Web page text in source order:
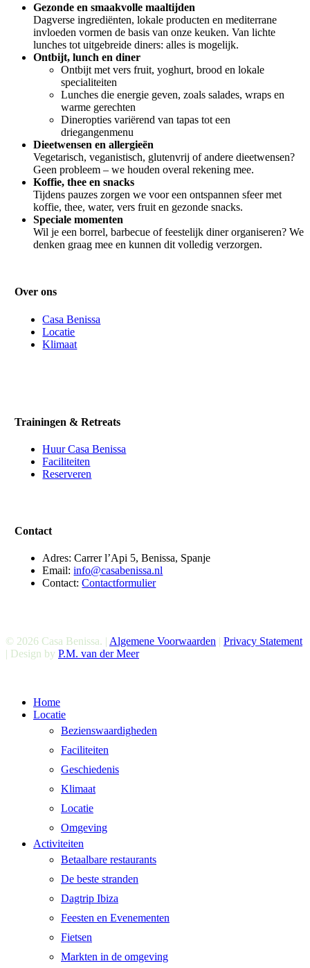
Gezonde en smaakvolle maaltijden
Dagverse ingrediënten, lokale producten en mediterrane
invloeden vormen de basis van onze keuken. Van lichte
lunches tot uitgebreide diners: alles is mogelijk.
Ontbijt, lunch en diner
Ontbijt met vers fruit, yoghurt, brood en lokale
specialiteiten
Lunches die energie geven, zoals salades, wraps en
warme gerechten
Dineropties variërend van tapas tot een
driegangenmenu
Dieetwensen en allergieën
Vegetarisch, veganistisch, glutenvrij of andere dieetwensen?
Geen probleem – we houden overal rekening mee.
Koffie, thee en snacks
Tijdens pauzes zorgen we voor een ontspannen sfeer met
koffie, thee, water, vers fruit en gezonde snacks.
Speciale momenten
Wil je een borrel, barbecue of feestelijk diner organiseren? We
denken graag mee en kunnen dit volledig verzorgen.
Over ons
Casa Benissa
Locatie
Klimaat
Trainingen & Retreats
Huur Casa Benissa
Faciliteiten
Reserveren
Contact
Adres: Carrer l’Api 5, Benissa, Spanje
Email:info@casabenissa.nl
Contact:Contactformulier
© 2026 Casa Benissa. | Algemene Voorwaarden | Privacy Statement
| Design by P.M. van der Meer
Menu
sluiten
Home
Locatie
Bezienswaardigheden
Faciliteiten
Geschiedenis
Klimaat
Locatie
Omgeving
Activiteiten
Betaalbare restaurants
De beste stranden
Dagtrip Ibiza
Feesten en Evenementen
Fietsen
Markten in de omgeving